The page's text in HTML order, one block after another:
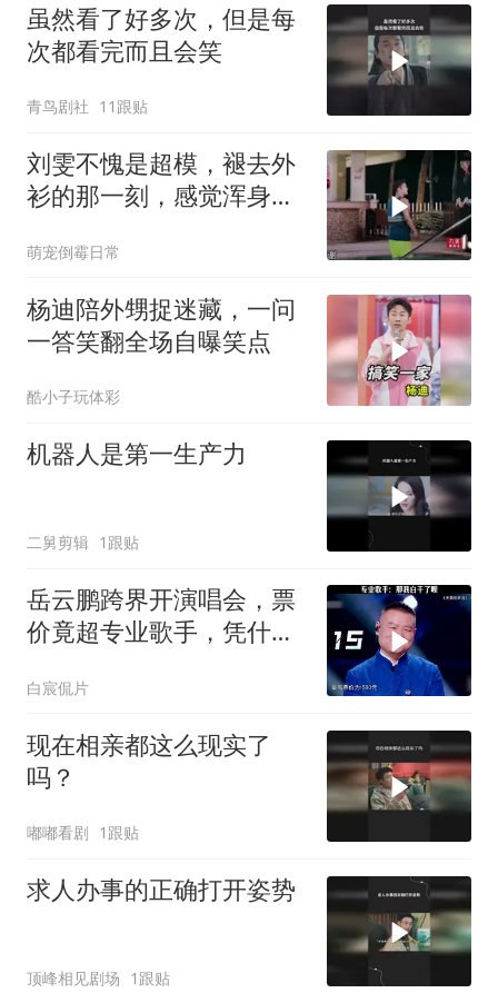
虽然看了好多次，但是每
次都看完而且会笑
青鸟剧社 11跟贴
刘雯不愧是超模，褪去外
衫的那一刻，感觉浑身血
萌宠倒霉日常
杨迪陪外甥捉迷藏，一问
一答笑翻全场自曝笑点
酷小子玩体彩
机器人是第一生产力
二舅剪辑 1跟贴
岳云鹏跨界开演唱会，票
价竟超专业歌手，凭什
白宸侃片
现在相亲都这么现实了
吗？
嘟嘟看剧 1跟贴
求人办事的正确打开姿势
顶峰相见剧场 1跟贴